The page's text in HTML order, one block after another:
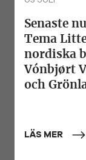
Senaste
Tema
nordiska
Vónbjørt
och
LÄS MER